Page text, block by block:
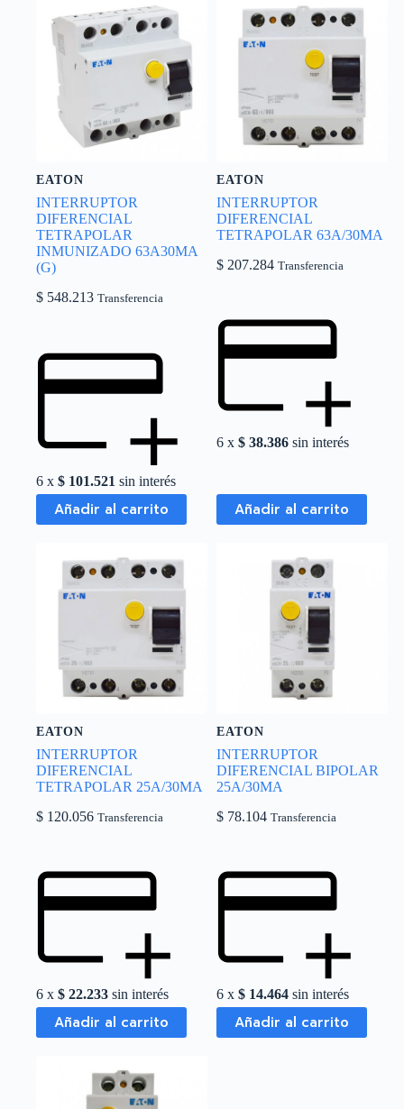
EATON
INTERRUPTOR
DIFERENCIAL
TETRAPOLAR
INMUNIZADO 63A30MA
(G)
$ 548.213 Transferencia
6 x $ 101.521 sin interés
Añadir al carrito
EATON
INTERRUPTOR
DIFERENCIAL
TETRAPOLAR 63A/30MA
$ 207.284 Transferencia
6 x$ 38.386 sin interés
Añadir al carrito
EATON
INTERRUPTOR
DIFERENCIAL
TETRAPOLAR 25A/30MA
$ 120.056 Transferencia
6 x $ 22.233 sin interés
Añadir al carrito
EATON
INTERRUPTOR
DIFERENCIAL BIPOLAR
25A/30MA
$ 78.104 Transferencia
6 x$ 14.464 sin interés
Añadir al carrito